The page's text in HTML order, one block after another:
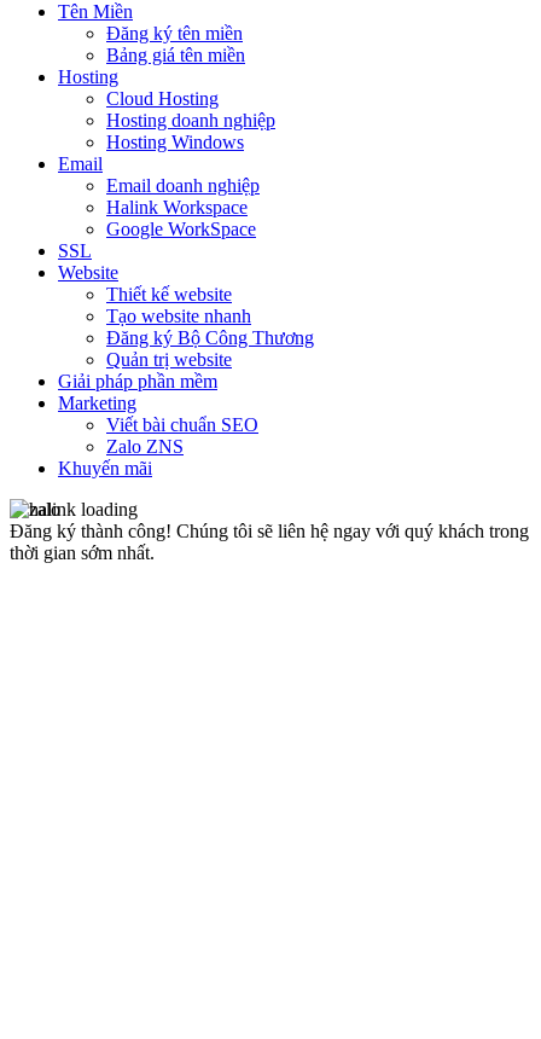
Tên Miền
Đăng ký tên miền
Bảng giá tên miền
Hosting
Cloud Hosting
Hosting doanh nghiệp
Hosting Windows
Email
Email doanh nghiệp
Halink Workspace
Google WorkSpace
SSL
Website
Thiết kế website
Tạo website nhanh
Đăng ký Bộ Công Thương
Quản trị website
Giải pháp phần mềm
Marketing
Viết bài chuẩn SEO
Zalo ZNS
Khuyến mãi
Đăng ký thành công! Chúng tôi sẽ liên hệ ngay với quý khách trong
thời gian sớm nhất.